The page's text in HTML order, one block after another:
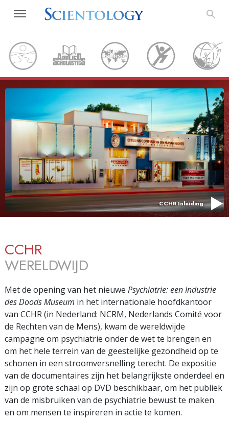
CCHR Inleiding
CCHR
WERELDWIJD
Met de opening van het nieuwe Psychiatrie: een Industrie
des Doods Museum in het internationale hoofdkantoor
van CCHR (in Nederland: NCRM, Nederlands Comité voor
de Rechten van de Mens), kwam de wereldwijde
campagne om psychiatrie onder de wet te brengen en
om het hele terrein van de geestelijke gezondheid op te
schonen in een stroomversnelling terecht. De expositie
van de documentaires zijn het belangrijkste onderdeel en
zijn op grote schaal op DVD beschikbaar, om het publiek
van de misbruiken van de psychiatrie bewust te maken
en om mensen te inspireren in actie te komen.